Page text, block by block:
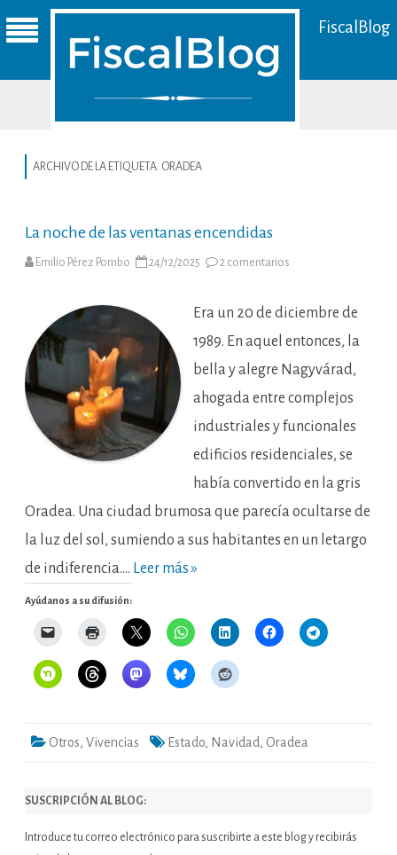
FiscalBlog
ARCHIVO DE LA ETIQUETA: ORADEA
La noche de las ventanas encendidas
Emilio Pérez Pombo 24/12/2025 2 comentarios
las
encendidas
Era un 20 de diciembre de
1989. En aquel entonces, la
bella y alegre Nagyvárad,
ahogada entre complejos
industriales y funcionales
edificios residenciales, se
había convertido en la gris
Oradea. Una ciudad brumosa que parecía ocultarse de
la luz del sol, sumiendo a sus habitantes en un letargo
de indiferencia…. Leer más »
Ayúdanos a su difusión:
Otros, Vivencias Estado, Navidad , Oradea
SUSCRIPCIÓN AL BLOG:
Introduce tu correo electrónico para suscribirte a este blog y recibirás